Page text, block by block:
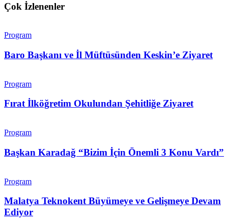
Çok İzlenenler
Program
Baro Başkanı ve İl Müftüsünden Keskin’e Ziyaret
Program
Fırat İlköğretim Okulundan Şehitliğe Ziyaret
Program
Başkan Karadağ “Bizim İçin Önemli 3 Konu Vardı”
Program
Malatya Teknokent Büyümeye ve Gelişmeye Devam
Ediyor